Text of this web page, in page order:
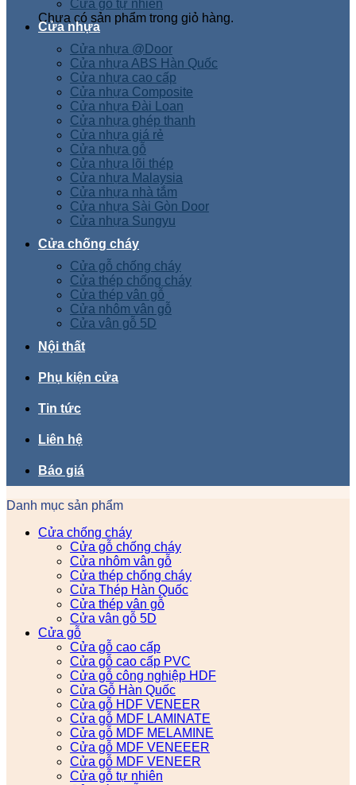
Chưa có sản phẩm trong giỏ hàng.
Cửa gỗ tự nhiên
Cửa nhựa
Cửa nhựa @Door
Cửa nhựa ABS Hàn Quốc
Cửa nhựa cao cấp
Cửa nhựa Composite
Cửa nhựa Đài Loan
Cửa nhựa ghép thanh
Cửa nhựa giá rẻ
Cửa nhựa gỗ
Cửa nhựa lõi thép
Cửa nhựa Malaysia
Cửa nhựa nhà tắm
Cửa nhựa Sài Gòn Door
Cửa nhựa Sungyu
Cửa chống cháy
Cửa gỗ chống cháy
Cửa thép chống cháy
Cửa thép vân gỗ
Cửa nhôm vân gỗ
Cửa vân gỗ 5D
Nội thất
Phụ kiện cửa
Tin tức
Liên hệ
Báo giá
Danh mục sản phẩm
Cửa chống cháy
Cửa gỗ chống cháy
Cửa nhôm vân gỗ
Cửa thép chống cháy
Cửa Thép Hàn Quốc
Cửa thép vân gỗ
Cửa vân gỗ 5D
Cửa gỗ
Cửa gỗ cao cấp
Cửa gỗ cao cấp PVC
Cửa gỗ công nghiệp HDF
Cửa Gỗ Hàn Quốc
Cửa gỗ HDF VENEER
Cửa gỗ MDF LAMINATE
Cửa gỗ MDF MELAMINE
Cửa gỗ MDF VENEEER
Cửa gỗ MDF VENEER
Cửa gỗ tự nhiên